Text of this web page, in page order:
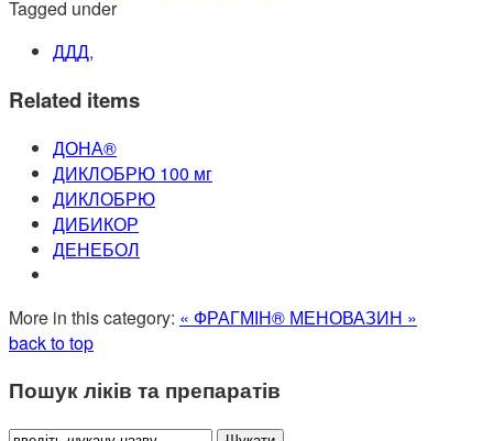
Tagged under
ДДД,
Related items
ДОНА®
ДИКЛОБРЮ 100 мг
ДИКЛОБРЮ
ДИБИКОР
ДЕНЕБОЛ
More in this category: « ФРАГМІН® МЕНОВАЗИН »
back to top
Пошук ліків та препаратів